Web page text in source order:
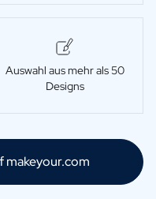
Auswahl aus mehr als 50
Designs
makeyour.com